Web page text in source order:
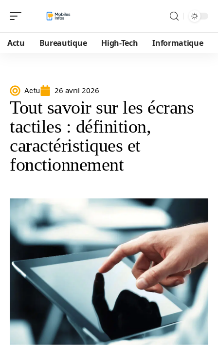
Actu Bureautique High-Tech Informatique
Actu 26 avril 2026
Tout savoir sur les écrans
tactiles : définition,
caractéristiques et
fonctionnement